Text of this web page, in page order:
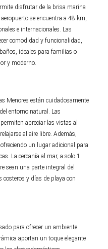
disfrutar de la brisa marina
se encuentra a 48 km,
e internacionales. Las
comodidad y funcionalidad,
ideales para familias o
y moderno.
Menores están cuidadosamente
entorno natural. Las
apreciar las vistas al
al aire libre. Además,
un lugar adicional para
La cercanía al mar, a solo 1
sean una parte integral del
y días de playa con
para ofrecer un ambiente
aportan un toque elegante